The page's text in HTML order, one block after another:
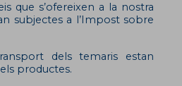
que s’ofereixen a la nostra
subjectes a l’Impost sobre
dels temaris estan
productes.